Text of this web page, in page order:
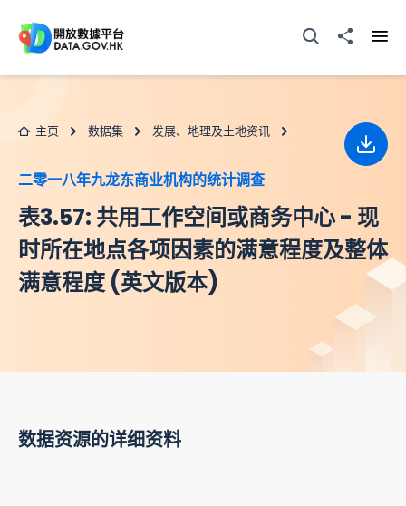
打开搜寻器分享至
主页 数据集 发展、地理及土地资讯
二零一八年九龙东商业机构的统计调查
表3.57: 共用工作空间或商务中心 - 现
时所在地点各项因素的满意程度及整体
满意程度 (英文版本)
下载
数据资源的详细资料